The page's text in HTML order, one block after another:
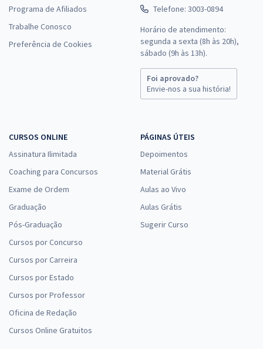
Programa de Afiliados
Trabalhe Conosco
Preferência de Cookies
Telefone: 3003-0894
Horário de atendimento:
segunda a sexta (8h às 20h),
sábado (9h às 13h).
Foi aprovado?
Envie-nos a sua história!
CURSOS ONLINE
Assinatura Ilimitada
Coaching para Concursos
Exame de Ordem
Graduação
Pós-Graduação
Cursos por Concurso
Cursos por Carreira
Cursos por Estado
Cursos por Professor
Oficina de Redação
Cursos Online Gratuitos
PÁGINAS ÚTEIS
Depoimentos
Material Grátis
Aulas ao Vivo
Aulas Grátis
Sugerir Curso